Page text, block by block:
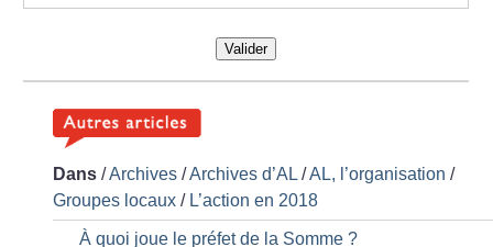
Valider
Dans /Archives /Archives d’AL /AL, l’organisation /
Groupes locaux / L’action en 2018
À quoi joue le préfet de la Somme ?